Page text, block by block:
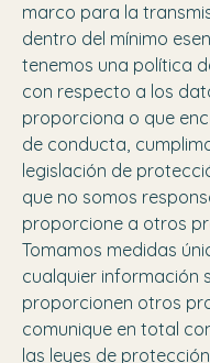
marco para la
dentro del mínimo
tenemos una política
con respecto a los
proporciona o que
de conducta,
legislación de
que no somos
proporcione a otros
Tomamos medidas
cualquier información
proporcionen otros
comunique en total
las leyes de